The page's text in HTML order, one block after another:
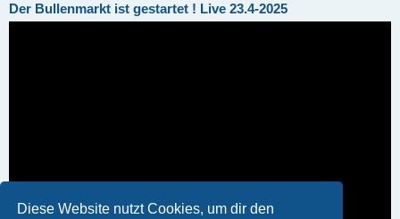
Diese Website nutzt Cookies, um dir den
Der Bullenmarkt ist gestartet ! Live 23.4-2025